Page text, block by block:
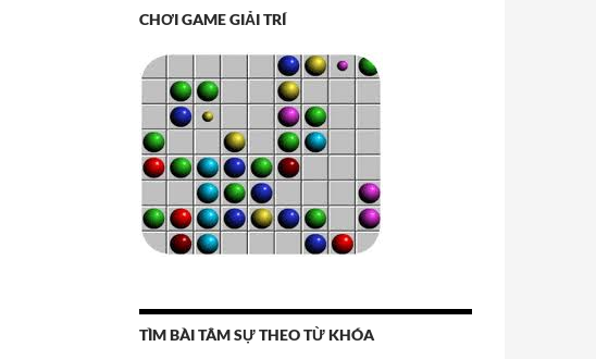
CHƠI GAME GIẢI TRÍ
TÌM BÀI TÂM SỰ THEO TỪ KHÓA